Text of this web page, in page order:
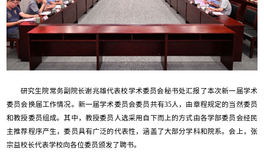
研究生院常务副院长谢兆雄代表校学术委员会秘书处汇报了本次新一届学术
委员会换届工作情况。新一届学术委员会委员共有35人，由章程规定的当然委员
和教授委员组成。其中，教授委员人选采用自下而上的方式由各学部委员会经民
主推荐程序产生，委员具有广泛的代表性，涵盖了大部分学科和院系。会上，张
宗益校长代表学校向各位委员颁发了聘书。